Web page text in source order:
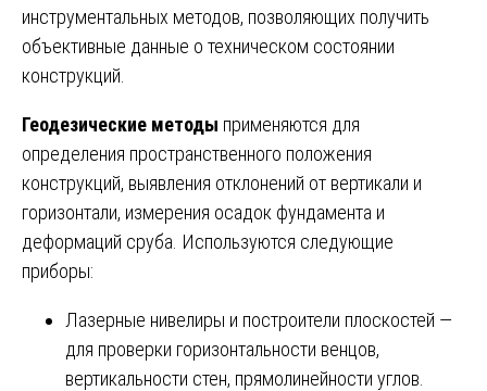
инструментальных методов, позволяющих получить
объективные данные о техническом состоянии
конструкций.
Геодезические методы применяются для
определения пространственного положения
конструкций, выявления отклонений от вертикали и
горизонтали, измерения осадок фундамента и
деформаций сруба. Используются следующие
приборы:
Лазерные нивелиры и построители плоскостей —
для проверки горизонтальности венцов,
вертикальности стен, прямолинейности углов.